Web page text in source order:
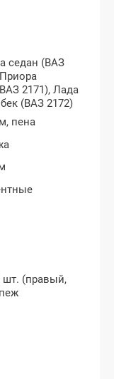
седан (ВАЗ
2171),Лада
(ВАЗ 2172)
пена
шт. (правый,